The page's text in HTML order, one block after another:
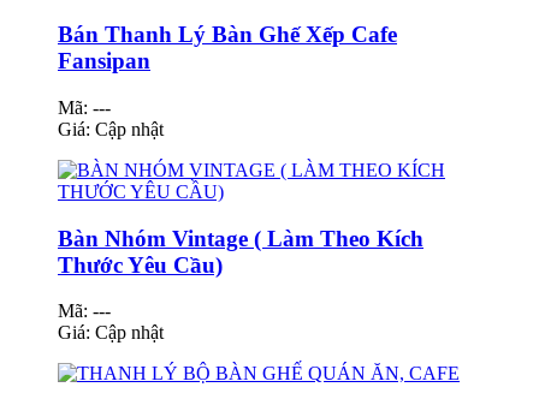
Bán Thanh Lý Bàn Ghế Xếp Cafe
Fansipan
Mã: ---
Giá: Cập nhật
Bàn Nhóm Vintage ( Làm Theo Kích
Thước Yêu Cầu)
Mã: ---
Giá: Cập nhật